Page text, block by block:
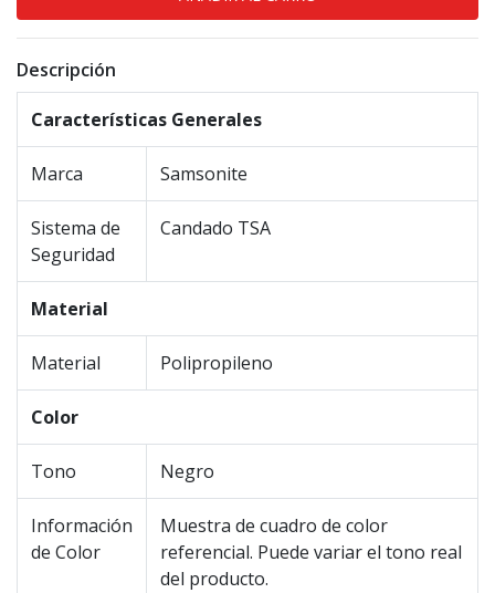
Descripción
Características Generales
Marca Samsonite
Sistema de
Seguridad
Candado TSA
Material
Material Polipropileno
Color
Tono Negro
Información
de Color
Muestra de cuadro de color
referencial. Puede variar el tono real
del producto.